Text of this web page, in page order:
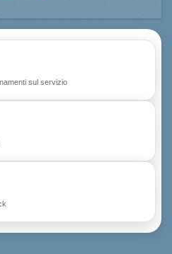
sul servizio